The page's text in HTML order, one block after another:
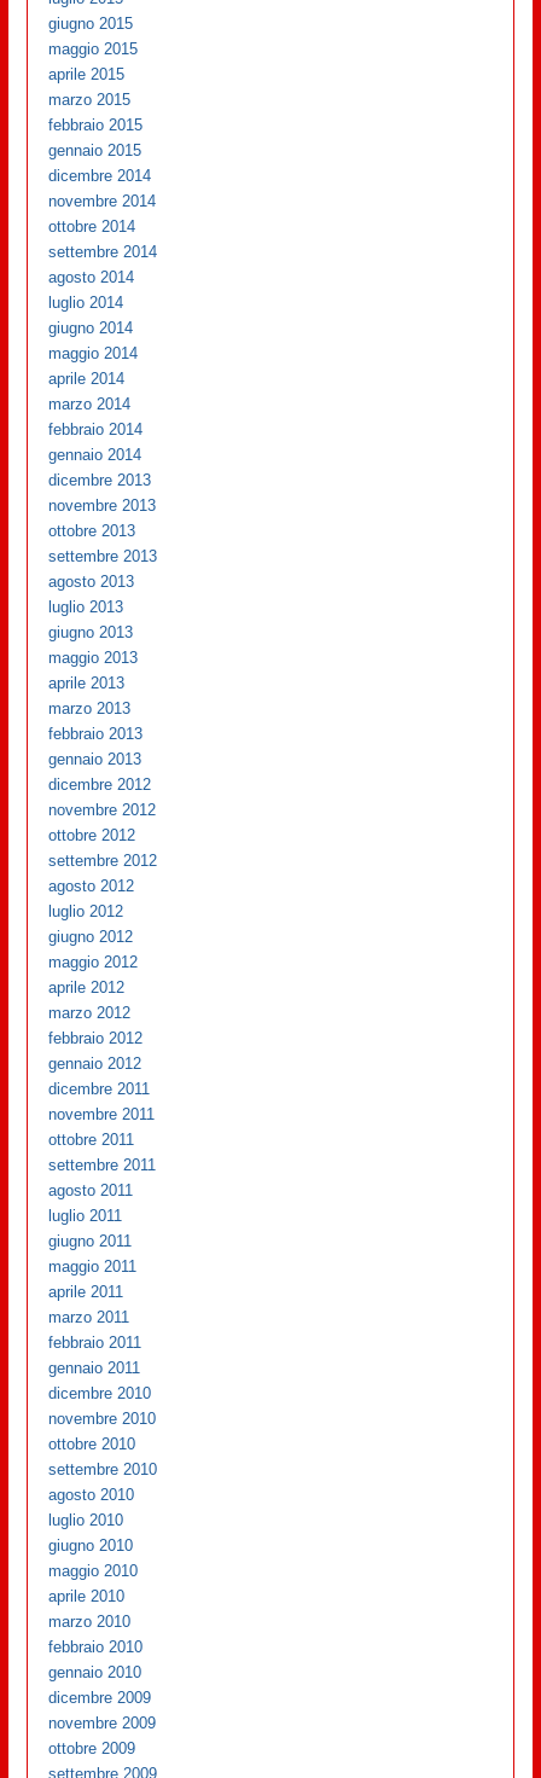
giugno 2015
maggio 2015
aprile 2015
marzo 2015
febbraio 2015
gennaio 2015
dicembre 2014
novembre 2014
ottobre 2014
settembre 2014
agosto 2014
luglio 2014
giugno 2014
maggio 2014
aprile 2014
marzo 2014
febbraio 2014
gennaio 2014
dicembre 2013
novembre 2013
ottobre 2013
settembre 2013
agosto 2013
luglio 2013
giugno 2013
maggio 2013
aprile 2013
marzo 2013
febbraio 2013
gennaio 2013
dicembre 2012
novembre 2012
ottobre 2012
settembre 2012
agosto 2012
luglio 2012
giugno 2012
maggio 2012
aprile 2012
marzo 2012
febbraio 2012
gennaio 2012
dicembre 2011
novembre 2011
ottobre 2011
settembre 2011
agosto 2011
luglio 2011
giugno 2011
maggio 2011
aprile 2011
marzo 2011
febbraio 2011
gennaio 2011
dicembre 2010
novembre 2010
ottobre 2010
settembre 2010
agosto 2010
luglio 2010
giugno 2010
maggio 2010
aprile 2010
marzo 2010
febbraio 2010
gennaio 2010
dicembre 2009
novembre 2009
ottobre 2009
settembre 2009